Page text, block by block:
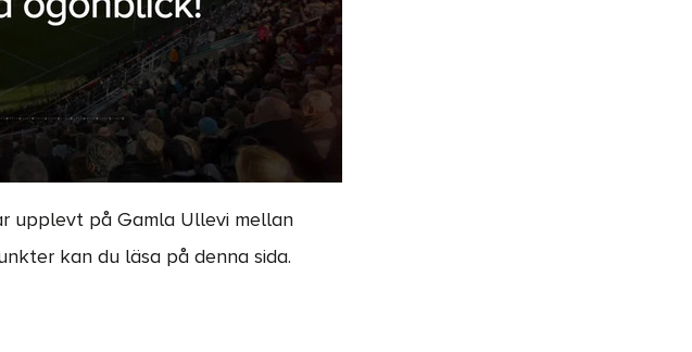
upplevt på Gamla Ullevi mellan
kan du läsa på denna sida.